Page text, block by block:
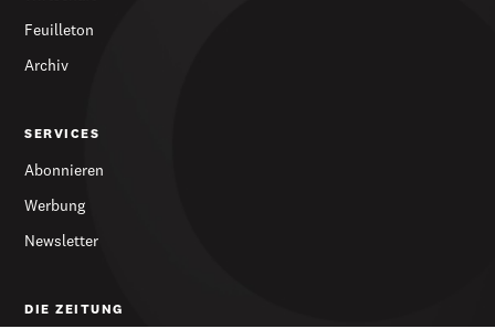
Feuilleton
Archiv
SERVICES
Abonnieren
Werbung
Newsletter
DIE ZEITUNG